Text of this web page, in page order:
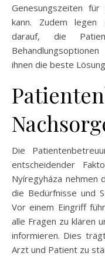
Genesungszeiten
kann. Zudem legen
darauf, die
ihnen die beste
Die
entscheidender
Nyíregyháza nehmen
die Bedürfnisse und
Vor einem Eingriff
alle Fragen zu klären
informieren. Dies
Arzt und Patient zu